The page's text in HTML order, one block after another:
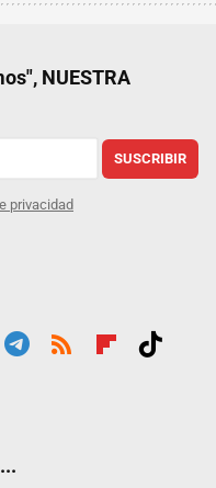
NUESTRA
SUSCRIBIR
privacidad